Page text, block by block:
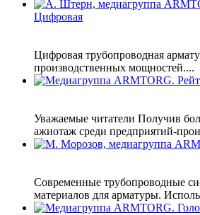
Цифровая
Цифровая трубопроводная
производственных мощностей....
Уважаемые читатели Получив
ажиотаж среди предприятий-
Современные трубопроводные
материалов для арматуры.